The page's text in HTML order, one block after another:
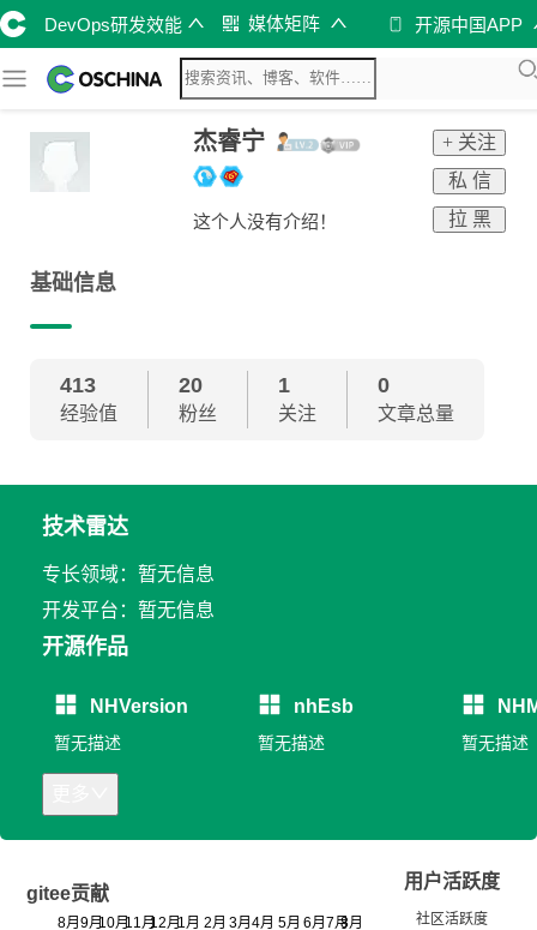
DevOps研发效能 媒体矩阵 开源中国APP
杰睿宁
这个人没有介绍！
+ 关注
私 信
拉 黑
基础信息
413
经验值
20
粉丝
1
关注
0
文章总量
技术雷达
专长领域：暂无信息
开发平台：暂无信息
开源作品
NHVersion
暂无描述
nhEsb
暂无描述 暂无描述
gitee贡献
用户活跃度